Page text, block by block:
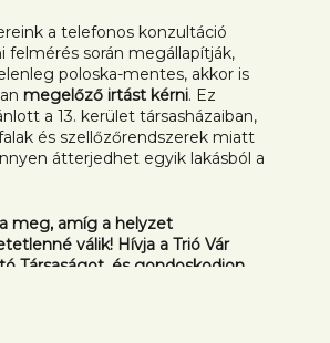
a telefonos konzultáció
felmérés során megállapítják,
poloska-mentes, akkor is
megelőző irtást kérni. Ez
a 13. kerület társasházaiban,
és szellőzőrendszerek miatt
átterjedhet egyik lakásból a
meg, amíg a helyzet
válik! Hívja a Trió Vár
Társaságot, és gondoskodjon